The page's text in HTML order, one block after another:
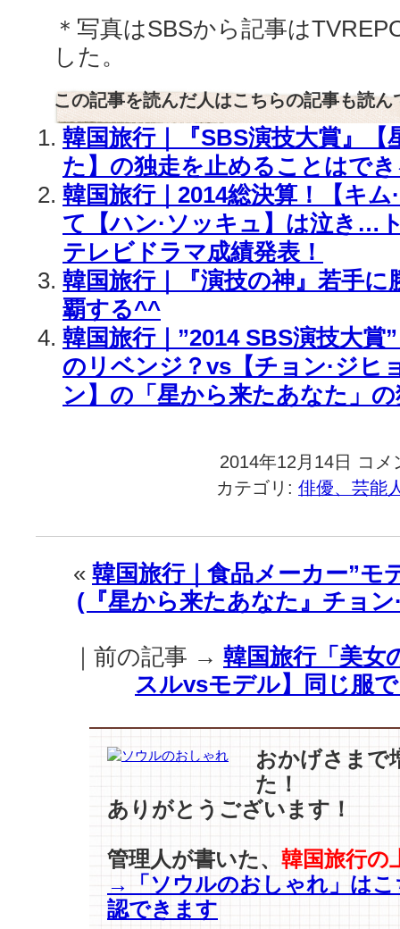
＊写真はSBSから記事は
した。
この記事を読んだ人はこちらの記事も読ん
韓国旅行｜『SBS演技大賞』【
た】の独走を止めることはで
韓国旅行｜2014総決算！【キ
て【ハン·ソッキュ】は泣き…
テレビドラマ成績発表！
韓国旅行｜『演技の神』若手に
覇する^^
韓国旅行｜”2014 SBS演技大賞
のリベンジ？vs【チョン·ジヒ
ン】の「星から来たあなた」
2014年12月14日
韓
国
旅
｜
演
技
大
ラ
イ
バ
ョ
ン
–
コ
コメ
カテゴリ: 俳優、芸能
« 韓国旅行｜食品メーカー”モ
(『星から来たあなた』チョン
｜前の記事 → 韓国旅行「美女
スルvsモデル】同じ服
おかげさまで
た！
ありがとうございます！
管理人が書いた、 韓国旅行の
→「ソウルのおしゃれ」はこ
認できます